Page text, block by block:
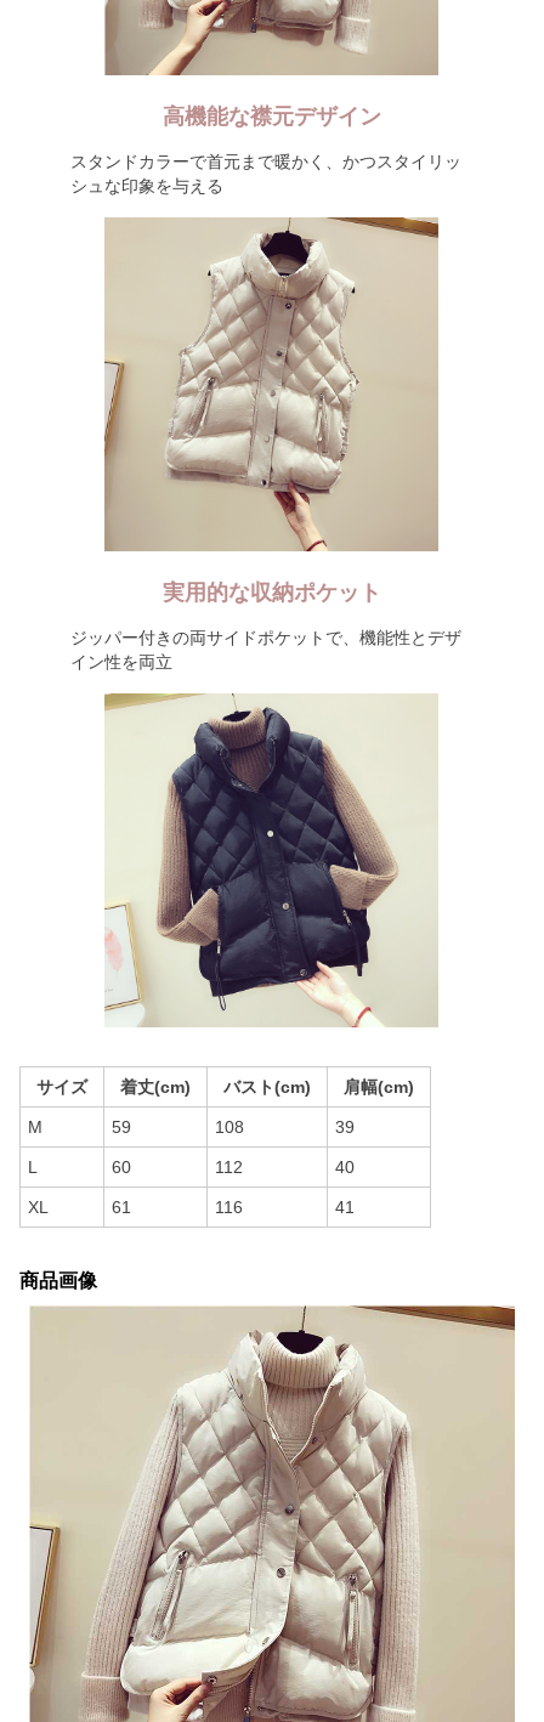
高機能な襟元デザイン
スタンドカラーで首元まで暖かく、かつスタイリッ
シュな印象を与える
実用的な収納ポケット
ジッパー付きの両サイドポケットで、機能性とデザ
イン性を両立
サイズ 着丈(cm) バスト(cm) 肩幅(cm)
M 59 108 39
L 60 112 40
XL 61 116 41
商品画像